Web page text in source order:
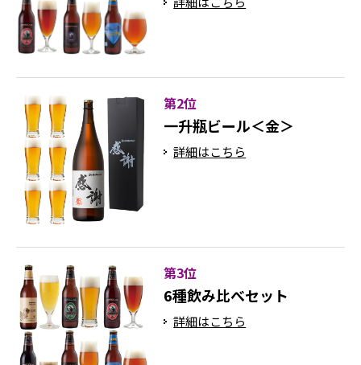
第2位
一升瓶ビール＜金＞
詳細はこちら
第3位
6種飲み比べセット
詳細はこちら